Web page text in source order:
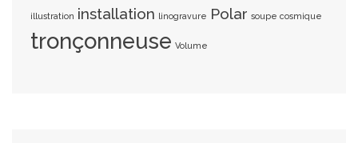
illustration installation linogravure Polar soupe cosmique
tronçonneuse Volume